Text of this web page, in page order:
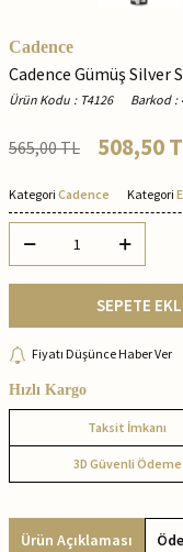
Cadence
Cadence Gümüş Silver
Ürün Kodu : T4126 Barkod :
565,00TL 508,50
Kategori Cadence Kategori
SEPETE
Fiyatı Düşünce Haber Ver
Hızlı Kargo
Taksit İmkanı
3D Güvenli Ödeme
Ürün Açıklaması